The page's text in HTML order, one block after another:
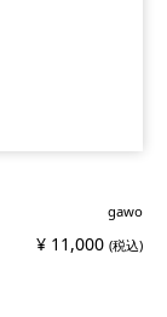
gawo
¥ 11,000 (税込)